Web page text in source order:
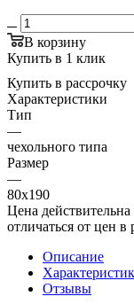
В корзину
Купить в 1 клик
Купить в рассрочку
Характеристики
Тип
—
чехольного типа
Размер
—
80x190
Цена
отличаться от цен
Описание
Отзывы